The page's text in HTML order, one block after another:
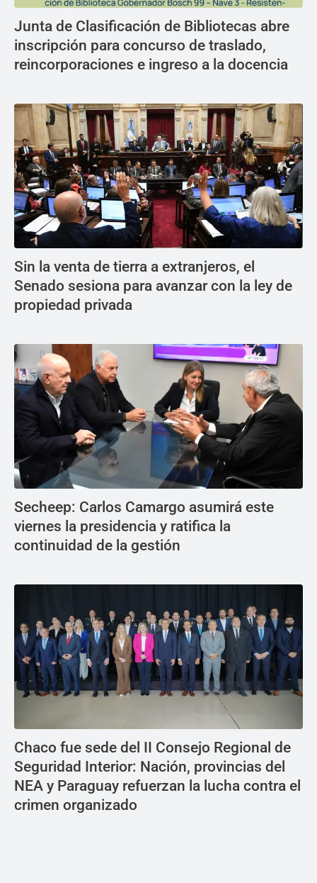
Junta de Clasificación de Bibliotecas abre
inscripción para concurso de traslado,
reincorporaciones e ingreso a la docencia
Sin la venta de tierra a extranjeros, el
Senado sesiona para avanzar con la ley de
propiedad privada
Secheep: Carlos Camargo asumirá este
viernes la presidencia y ratifica la
continuidad de la gestión
Chaco fue sede del II Consejo Regional de
Seguridad Interior: Nación, provincias del
NEA y Paraguay refuerzan la lucha contra el
crimen organizado